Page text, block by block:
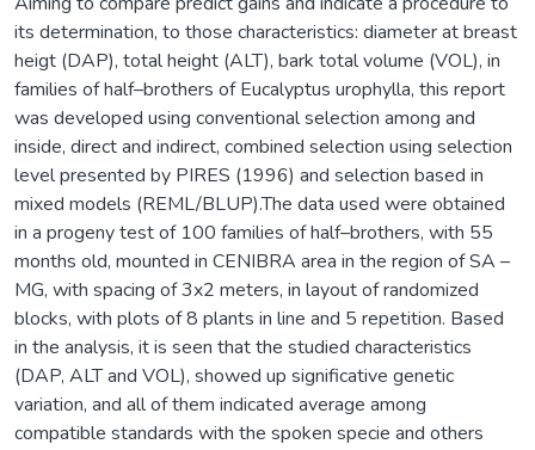
its determination, to those characteristics: diameter at breast
heigt (DAP), total height (ALT), bark total volume (VOL), in
families of half–brothers of Eucalyptus urophylla, this report
was developed using conventional selection among and
inside, direct and indirect, combined selection using selection
level presented by PIRES (1996) and selection based in
mixed models (REML/BLUP).The data used were obtained
in a progeny test of 100 families of half–brothers, with 55
months old, mounted in CENIBRA area in the region of SA –
MG, with spacing of 3x2 meters, in layout of randomized
blocks, with plots of 8 plants in line and 5 repetition. Based
in the analysis, it is seen that the studied characteristics
(DAP, ALT and VOL), showed up significative genetic
variation, and all of them indicated average among
compatible standards with the spoken specie and others